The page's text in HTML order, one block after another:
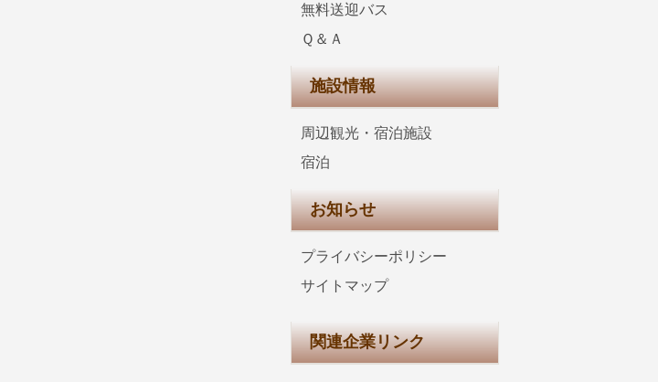
無料送迎バス
Ｑ＆Ａ
施設情報
周辺観光・宿泊施設
宿泊
お知らせ
プライバシーポリシー
サイトマップ
関連企業リンク